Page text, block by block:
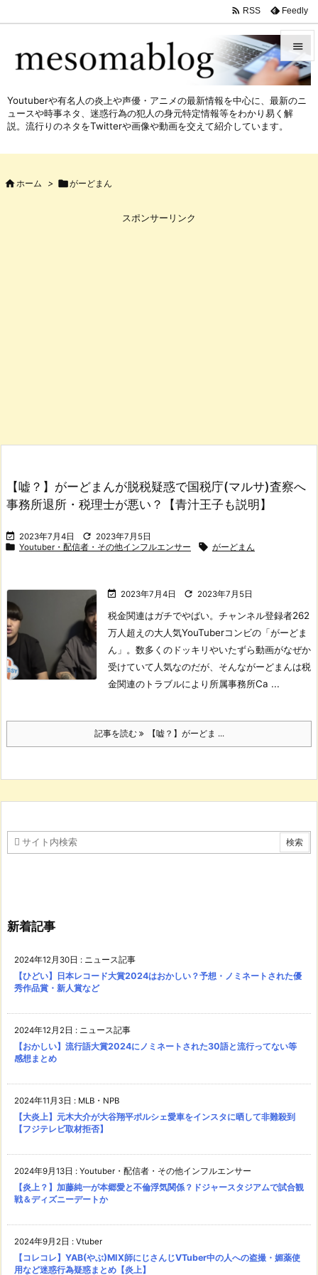



 RSS Feedly
Youtuberや有名人の炎上や声優・アニメの最新情報を中心に、最新のニ
ュースや時事ネタ、迷惑行為の犯人の身元特定情報等をわかり易く解
説。流行りのネタをTwitterや画像や動画を交えて紹介しています。
 ホーム > がーどまん
スポンサーリンク
【嘘？】がーどまんが脱税疑惑で国税庁(マルサ)査察へ
事務所退所・税理士が悪い？【青汁王子も説明】
 2023年7月4日  2023年7月5日
 Youtuber・配信者・その他インフルエンサー  がーどまん
 2023年7月4日  2023年7月5日
税金関連はガチでやばい。 チャンネル登録者262
万人超えの大人気YouTuberコンビの「がーどま
ん」。数多くのドッキリやいたずら動画がなぜか
受けていて人気なのだが、そんながーどまんは税
金関連のトラブルにより所属事務所Ca ...
記事を読む 【嘘？】がーどま ...
新着記事
2024年12月30日 : ニュース記事
【ひどい】日本レコード大賞2024はおかしい？予想・ノミネートされた優
秀作品賞・新人賞など
2024年12月2日 : ニュース記事
【おかしい】流行語大賞2024にノミネートされた30語と流行ってない等
感想まとめ
2024年11月3日 : MLB・NPB
【大炎上】元木大介が大谷翔平ポルシェ愛車をインスタに晒して非難殺到
【フジテレビ取材拒否】
2024年9月13日 : Youtuber・配信者・その他インフルエンサー
【炎上？】加藤純一が本郷愛と不倫浮気関係？ドジャースタジアムで試合観
戦＆ディズニーデートか
2024年9月2日 : Vtuber
【コレコレ】YAB(やぶ)MIX師にじさんじVTuber中の人への盗撮・媚薬使
用など迷惑行為疑惑まとめ【炎上】